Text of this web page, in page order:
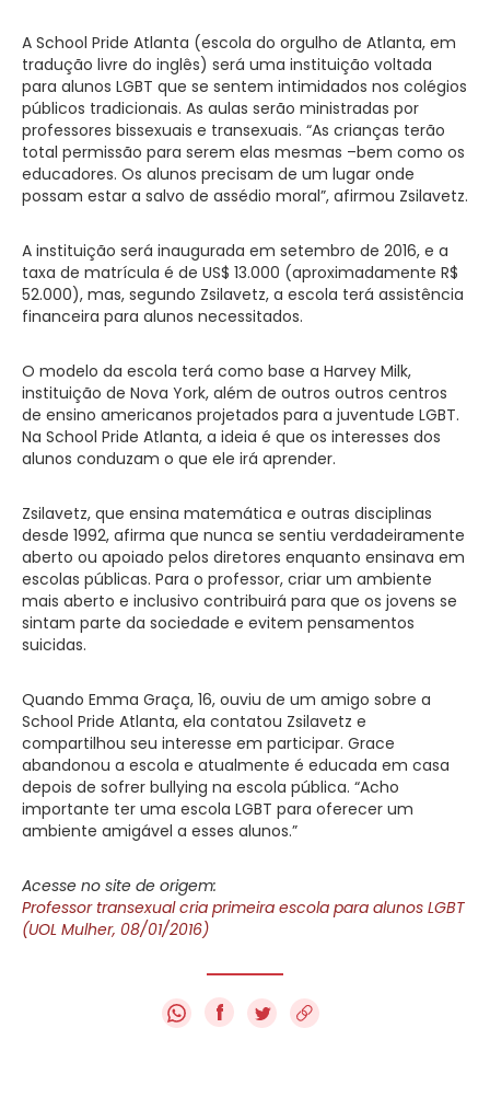
A School Pride Atlanta (escola do orgulho de Atlanta, em
tradução livre do inglês) será uma instituição voltada
para alunos LGBT que se sentem intimidados nos colégios
públicos tradicionais. As aulas serão ministradas por
professores bissexuais e transexuais. “As crianças terão
total permissão para serem elas mesmas –bem como os
educadores. Os alunos precisam de um lugar onde
possam estar a salvo de assédio moral”, afirmou Zsilavetz.
A instituição será inaugurada em setembro de 2016, e a
taxa de matrícula é de US$ 13.000 (aproximadamente R$
52.000), mas, segundo Zsilavetz, a escola terá assistência
financeira para alunos necessitados.
O modelo da escola terá como base a Harvey Milk,
instituição de Nova York, além de outros outros centros
de ensino americanos projetados para a juventude LGBT.
Na School Pride Atlanta, a ideia é que os interesses dos
alunos conduzam o que ele irá aprender.
Zsilavetz, que ensina matemática e outras disciplinas
desde 1992, afirma que nunca se sentiu verdadeiramente
aberto ou apoiado pelos diretores enquanto ensinava em
escolas públicas. Para o professor, criar um ambiente
mais aberto e inclusivo contribuirá para que os jovens se
sintam parte da sociedade e evitem pensamentos
suicidas.
Quando Emma Graça, 16, ouviu de um amigo sobre a
School Pride Atlanta, ela contatou Zsilavetz e
compartilhou seu interesse em participar. Grace
abandonou a escola e atualmente é educada em casa
depois de sofrer bullying na escola pública. “Acho
importante ter uma escola LGBT para oferecer um
ambiente amigável a esses alunos.”
Acesse no site de origem:
Professor transexual cria primeira escola para alunos LGBT
(UOL Mulher, 08/01/2016)
f